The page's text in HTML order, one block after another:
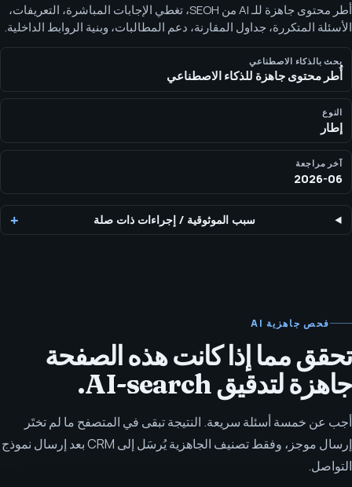
أطر محتوى جاهزة للـ AI من SEOH، تغطي الإجابات المباشرة، التعريفات،
الأسئلة المتكررة، جداول المقارنة، دعم المطالبات، وبنية الروابط الداخلية.
تجعل أطر المحتوى الجاهزة للـ AI الصفحات أسهل في الفهم: أجب أولًا،
عرّف المصطلحات، ادعم المطالبات، نظّم المقارنات، أضف أسئلة متكررة،
واربط بالصفحة التالية المفيدة.
بحث بالذكاء الاصطناعي
أُطر محتوى جاهزة للذكاء الاصطناعي
النوع
إطار
آخر مراجعة
2026-06
سبب الموثوقية /إجراءات ذات صلة
فحص جاهزية AI
تحقق مما إذا كانت هذه الصفحة
جاهزة لتدقيق AI-search.
أجب عن خمسة أسئلة سريعة. النتيجة تبقى في المتصفح ما لم تختَر
إرسال موجز، وفقط تصنيف الجاهزية يُرسَل إلى CRM بعد إرسال نموذج
التواصل.